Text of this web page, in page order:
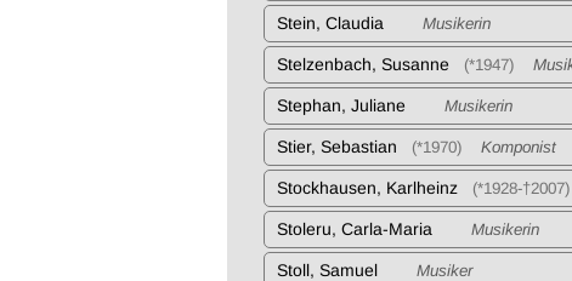
Stein, Claudia Musikerin
Stelzenbach, Susanne (*1947)
Stephan, Juliane Musikerin
Stier, Sebastian (*1970) Komponist
Stockhausen, Karlheinz (*1928-†2007)
Stoleru, Carla-Maria Musikerin
Stoll, Samuel Musiker